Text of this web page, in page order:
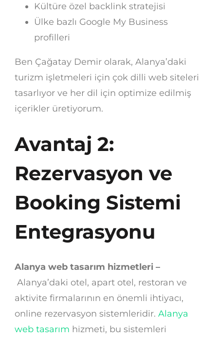
Kültüre özel backlink stratejisi
Ülke bazlı Google My Business
profilleri
Ben Çağatay Demir olarak, Alanya’daki
turizm işletmeleri için çok dilli web siteleri
tasarlıyor ve her dil için optimize edilmiş
içerikler üretiyorum.
Avantaj 2:
Rezervasyon ve
Booking Sistemi
Entegrasyonu
Alanya web tasarım hizmetleri –
Alanya’daki otel, apart otel, restoran ve
aktivite firmalarının en önemli ihtiyacı,
online rezervasyon sistemleridir. Alanya
web tasarım hizmeti, bu sistemleri